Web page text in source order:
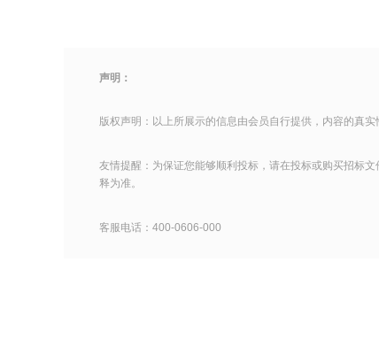
声明：
版权声明：以上所展示的信息由会员自行提供，内容的真
友情提醒：为保证您能够顺利投标，请在投标或购买招标
释为准。
客服电话：400-0606-000